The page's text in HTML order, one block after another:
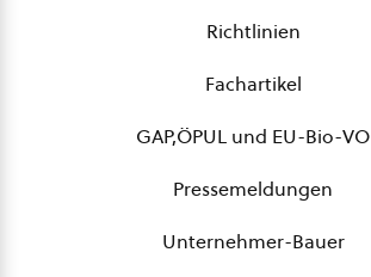
Richtlinien
Fachartikel
GAP,ÖPUL und EU-Bio-VO
Pressemeldungen
Unternehmer-Bauer